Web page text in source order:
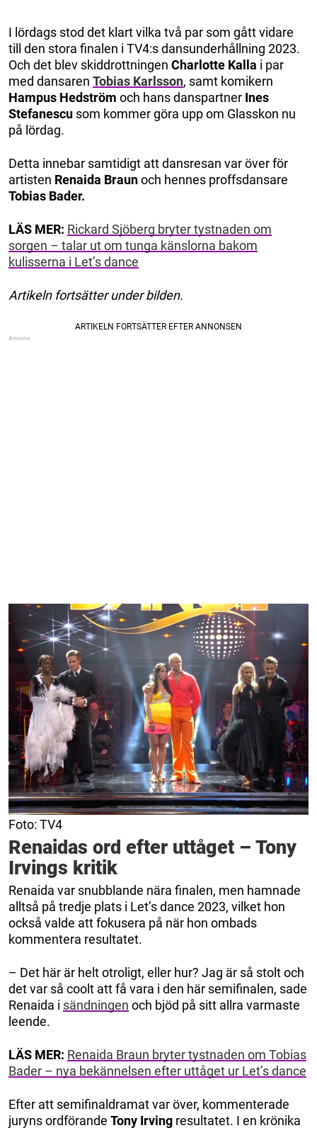
I lördags stod det klart vilka två par som gått vidare
till den stora finalen i TV4:s dansunderhållning 2023.
Och det blev skiddrottningen Charlotte Kalla i par
med dansaren Tobias Karlsson, samt komikern
Hampus Hedström och hans danspartner Ines
Stefanescu som kommer göra upp om Glasskon nu
på lördag.
Detta innebar samtidigt att dansresan var över för
artisten Renaida Braunoch hennes proffsdansare
Tobias Bader.
LÄS MER: Rickard Sjöberg bryter tystnaden om
sorgen – talar ut om tunga känslorna bakom
kulisserna i Let’s dance
Artikeln fortsätter under bilden.
Foto: TV4
Renaidas ord efter uttåget – Tony
Irvings kritik
Renaida var snubblande nära finalen, men hamnade
alltså på tredje plats i Let’s dance 2023, vilket hon
också valde att fokusera på när hon ombads
kommentera resultatet.
– Det här är helt otroligt, eller hur? Jag är så stolt och
det var så coolt att få vara i den här semifinalen, sade
Renaida i sändningen och bjöd på sitt allra varmaste
leende.
LÄS MER: Renaida Braun bryter tystnaden om Tobias
Bader – nya bekännelsen efter uttåget ur Let’s dance
Efter att semifinaldramat var över, kommenterade
juryns ordförande Tony Irving resultatet. I en krönika